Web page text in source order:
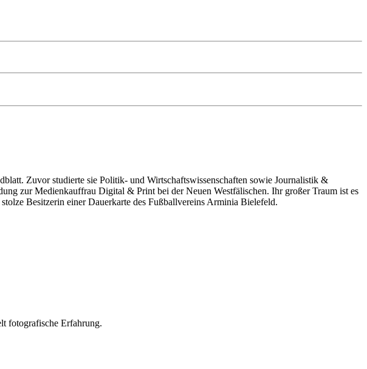
Zuvor studierte sie Politik- und Wirtschaftswissenschaften sowie Journalistik &
zur Medienkauffrau Digital & Print bei der Neuen Westfälischen. Ihr großer Traum ist es
Besitzerin einer Dauerkarte des Fußballvereins Arminia Bielefeld.
fotografische Erfahrung.